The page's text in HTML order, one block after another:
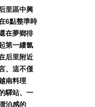
里區中興
6點整準時
在夢鄉徘
第一縷氤
后里附近
、這不僅
南料理
驛站、一
泊感的